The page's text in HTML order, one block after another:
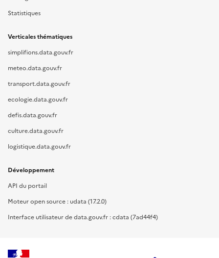
Statistiques
Verticales thématiques
simplifions.data.gouv.fr
meteo.data.gouv.fr
transport.data.gouv.fr
ecologie.data.gouv.fr
defis.data.gouv.fr
culture.data.gouv.fr
logistique.data.gouv.fr
Développement
API du portail
Moteur open source : udata (17.2.0)
Interface utilisateur de data.gouv.fr : cdata (7ad44f4)